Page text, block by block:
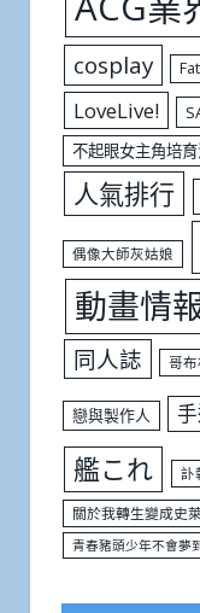
cosplay
LoveLive!
不起眼女主角培
人氣排行
偶像大師灰姑娘
動畫情
同人誌 哥
戀與製作人
艦これ 訃
關於我轉生變成史
青春豬頭少年不會夢